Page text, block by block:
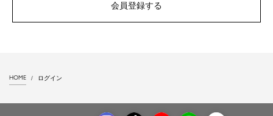
会員登録する
HOME ログイン